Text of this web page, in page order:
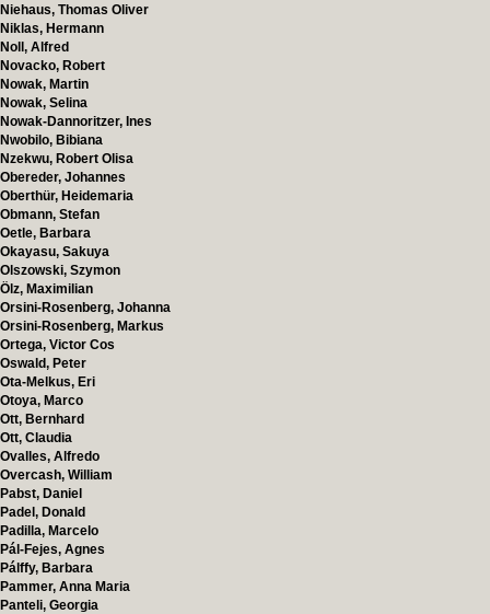
Niehaus, Thomas Oliver
Niklas, Hermann
Noll, Alfred
Novacko, Robert
Nowak, Martin
Nowak, Selina
Nowak-Dannoritzer, Ines
Nwobilo, Bibiana
Nzekwu, Robert Olisa
Obereder, Johannes
Oberthür, Heidemaria
Obmann, Stefan
Oetle, Barbara
Okayasu, Sakuya
Olszowski, Szymon
Ölz, Maximilian
Orsini-Rosenberg, Johanna
Orsini-Rosenberg, Markus
Ortega, Victor Cos
Oswald, Peter
Ota-Melkus, Eri
Otoya, Marco
Ott, Bernhard
Ott, Claudia
Ovalles, Alfredo
Overcash, William
Pabst, Daniel
Padel, Donald
Padilla, Marcelo
Pál-Fejes, Agnes
Pálffy, Barbara
Pammer, Anna Maria
Panteli, Georgia